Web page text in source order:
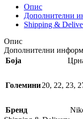
Опис
Дополнителни
Shipping &
Опис
Дополнителни
Боја
Големини20, 22, 23,
Бренд